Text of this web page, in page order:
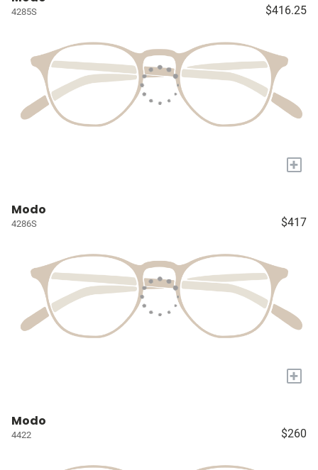
4285S $416.25
+
Modo
4286S $417
+
Modo
4422 $260